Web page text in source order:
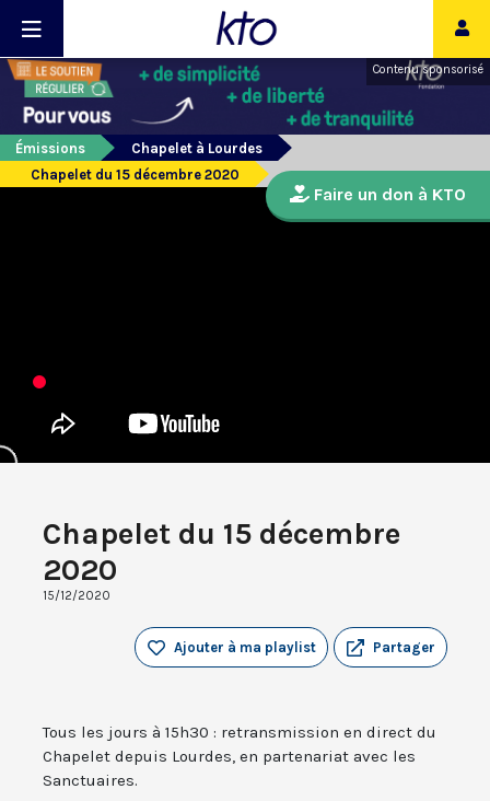
Contenu sponsorisé
Émissions
Chapelet à Lourdes
Chapelet du 15 décembre 2020
Chapelet du 15 décembre
2020
15/12/2020
Partager
Ajouter à ma playlist
Tous les jours à 15h30 : retransmission en direct du
Chapelet depuis Lourdes, en partenariat avec les
Sanctuaires.
Faire un don à KTO